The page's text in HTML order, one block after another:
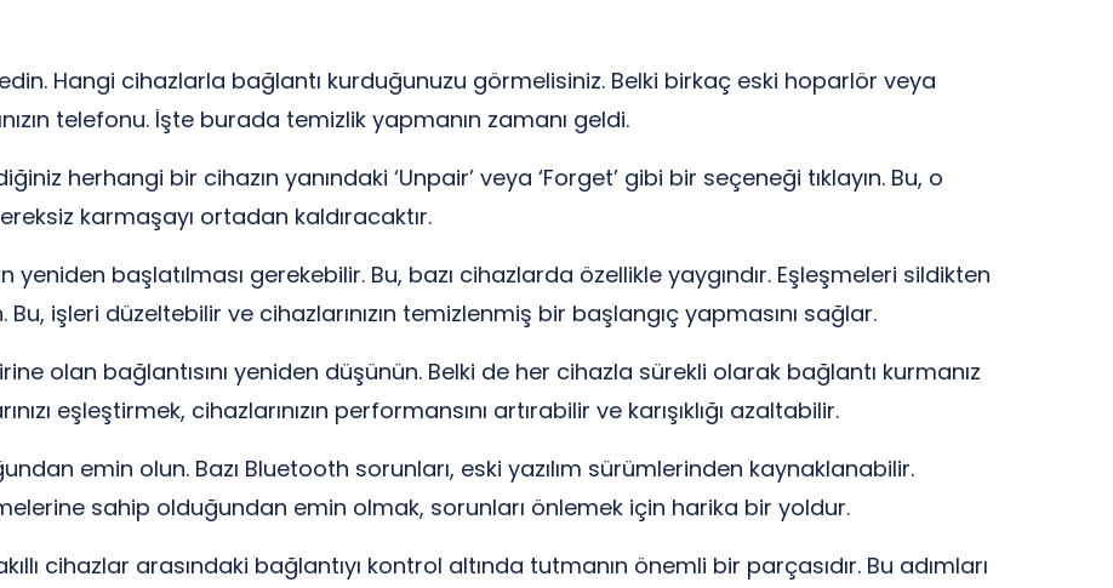
Hangi cihazlarla bağlantı kurduğunuzu görmelisiniz. Belki birkaç eski hoparlör veya
telefonu. İşte burada temizlik yapmanın zamanı geldi.
herhangi bir cihazın yanındaki ‘Unpair’ veya ‘Forget’ gibi bir seçeneği tıklayın. Bu, o
karmaşayı ortadan kaldıracaktır.
yeniden başlatılması gerekebilir. Bu, bazı cihazlarda özellikle yaygındır. Eşleşmeleri sildikten
Bu, işleri düzeltebilir ve cihazlarınızın temizlenmiş bir başlangıç yapmasını sağlar.
olan bağlantısını yeniden düşünün. Belki de her cihazla sürekli olarak bağlantı kurmanız
eşleştirmek, cihazlarınızın performansını artırabilir ve karışıklığı azaltabilir.
emin olun. Bazı Bluetooth sorunları, eski yazılım sürümlerinden kaynaklanabilir.
sahip olduğundan emin olmak, sorunları önlemek için harika bir yoldur.
cihazlar arasındaki bağlantıyı kontrol altında tutmanın önemli bir parçasıdır. Bu adımları